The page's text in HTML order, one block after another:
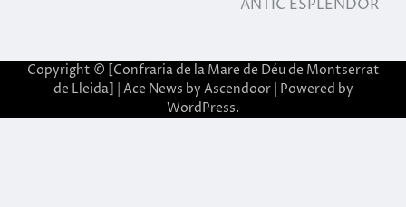
ANTIC ESPLENDOR
Copyright © [Confraria de la Mare de Déu de Montserrat
de Lleida] | Ace News by Ascendoor| Powered by
WordPress.